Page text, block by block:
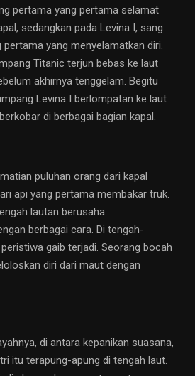
pertama yang pertama selamat
sedangkan pada Levina I, sang
yang menyelamatkan diri.
Titanic terjun bebas ke laut
akhirnya tenggelam. Begitu
Levina I berlompatan ke laut
di berbagai bagian kapal.
puluhan orang dari kapal
api yang pertama membakar truk.
lautan berusaha
berbagai cara. Di tengah-
gaib terjadi. Seorang bocah
diri dari maut dengan
di antara kepanikan suasana,
itu terapung-apung di tengah laut.